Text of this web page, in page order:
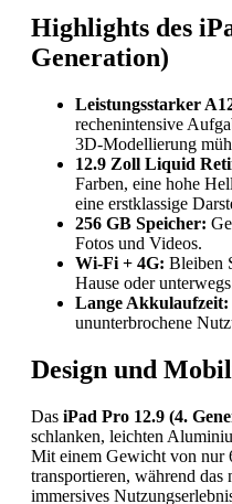
Highlights des
Generation)
Leistungsstarker
rechenintensive
3D-Modellierung
12.9 Zoll Liquid
Farben, eine hohe
eine erstklassige
256 GB Speicher:
Fotos und Videos.
Wi-Fi + 4G: Bleiben
Hause oder
Lange Akkulaufzeit:
ununterbrochene
Design und
Das iPad Pro 12.9 (4.
schlanken, leichten
Mit einem Gewicht von nur
transportieren, während das
immersives